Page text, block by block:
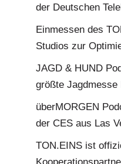
der Deutschen
Einmessen des
Studios zur
JAGD & HUND
größte Jagdmesse
überMORGEN
der CES aus Las
TON.EINS ist